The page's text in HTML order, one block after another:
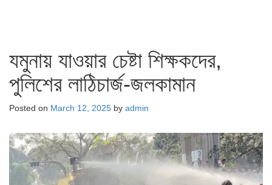
যমুনায় যাওয়ার চেষ্টা শিক্ষকদের,
পুলিশের লাঠিচার্জ-জলকামান
Posted on March 12, 2025 by admin